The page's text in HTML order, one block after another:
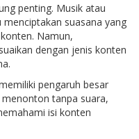
penting. Musik atau
suasana yang
Namun,
dengan jenis konten
pengaruh besar
tanpa suara,
isi konten